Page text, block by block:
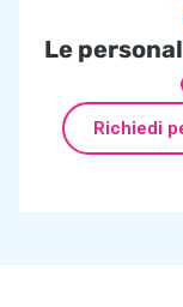
Le
Richiedi